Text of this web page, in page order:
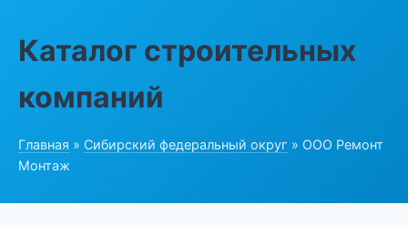
Каталог строительных
компаний
Главная » Сибирский федеральный округ » ООО Ремонт
Монтаж